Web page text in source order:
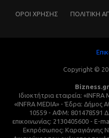
ΌΡΟΙ ΧΡΗΣΗΣ ΠΟΛΙΤΙΚΗ
Copyright ©
Ιδιοκτήτρια εταιρεία: «INFRA
«INFRA MEDIA» - Έδρα: Δήμος
10559 - ΑΦΜ: 801478591
επικοινωνίας: 2130405600 - E-
Εκπρόσωπος: Καραγιάννης